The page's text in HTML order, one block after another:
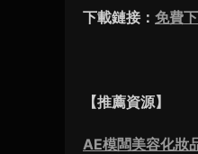
下載鏈接： 免費
【推薦資源】
AE模闆美容化妝